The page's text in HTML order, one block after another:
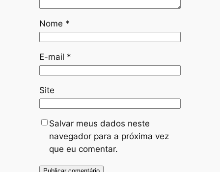
Nome *
E-mail *
Site
Salvar meus dados neste
navegador para a próxima vez
que eu comentar.